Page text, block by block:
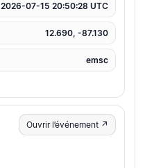
2026-07-15 20:50:28 UTC
12.690, -87.130
emsc
Ouvrir l’événement ↗